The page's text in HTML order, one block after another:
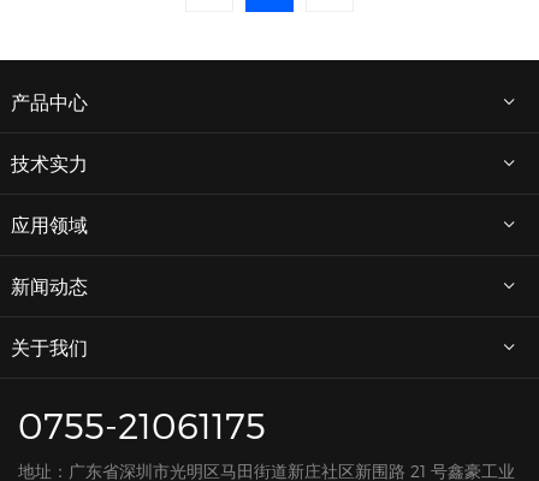
产品中心
技术实力
应用领域
新闻动态
关于我们
0755-21061175
地址：广东省深圳市光明区马田街道新庄社区新围路 21 号鑫豪工业